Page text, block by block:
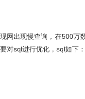
现网出现慢查询，在500万
要对sql进行优化，sql如下：